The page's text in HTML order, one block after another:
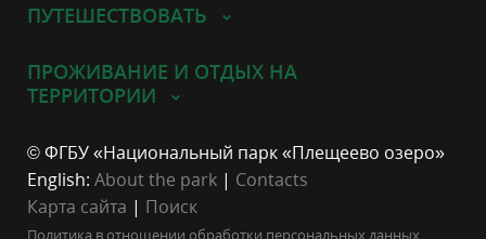
ПУТЕШЕСТВОВАТЬ
ПРОЖИВАНИЕ И ОТДЫХ НА
ТЕРРИТОРИИ
© ФГБУ «Национальный парк «Плещеево озеро»
English: About the park | Contacts
Карта сайта | Поиск
Политика в отношении обработки персональных данных